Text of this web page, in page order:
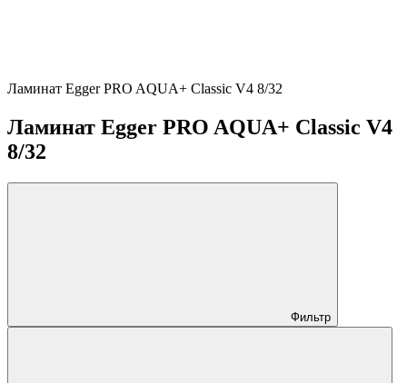
Ламинат Egger PRO AQUA+ Classic V4 8/32
Ламинат Egger PRO AQUA+ Classic V4
8/32
Фильтр